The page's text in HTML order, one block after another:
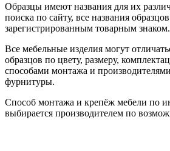
Образцы имеют названия для их
поиска по сайту, все названия
зарегистрированным товарным знаком.
Все мебельные изделия могут
образцов по цвету, размеру,
способами монтажа и
фурнитуры.
Способ монтажа и крепёж мебели по
выбирается производителем по